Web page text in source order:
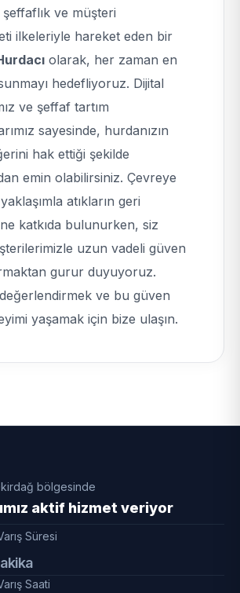
ve müşteri
ilkeleriyle hareket eden bir
olarak, her zaman en
hedefliyoruz. Dijital
ve şeffaf tartım
sayesinde, hurdanızın
hak ettiği şekilde
emin olabilirsiniz. Çevreye
atıkların geri
katkıda bulunurken, siz
uzun vadeli güven
gurur duyuyoruz.
değerlendirmek ve bu güven
yaşamak için bize ulaşın.
bölgesinde
aktif hizmet veriyor
Süresi
Saati